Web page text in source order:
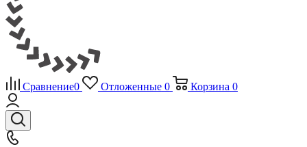
Сравнение0 Отложенные 0 Корзина 0